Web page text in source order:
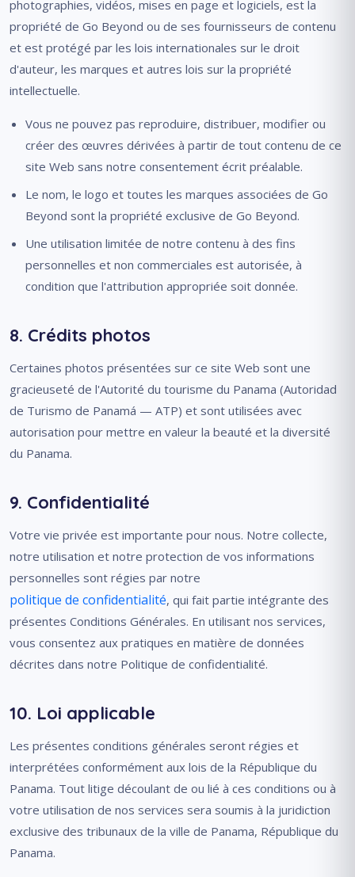
photographies, vidéos, mises en page et logiciels, est la
propriété de Go Beyond ou de ses fournisseurs de contenu
et est protégé par les lois internationales sur le droit
d'auteur, les marques et autres lois sur la propriété
intellectuelle.
Vous ne pouvez pas reproduire, distribuer, modifier ou
créer des œuvres dérivées à partir de tout contenu de ce
site Web sans notre consentement écrit préalable.
Le nom, le logo et toutes les marques associées de Go
Beyond sont la propriété exclusive de Go Beyond.
Une utilisation limitée de notre contenu à des fins
personnelles et non commerciales est autorisée, à
condition que l'attribution appropriée soit donnée.
8. Crédits photos
Certaines photos présentées sur ce site Web sont une
gracieuseté de l'Autorité du tourisme du Panama (Autoridad
de Turismo de Panamá — ATP) et sont utilisées avec
autorisation pour mettre en valeur la beauté et la diversité
du Panama.
9. Confidentialité
Votre vie privée est importante pour nous. Notre collecte,
notre utilisation et notre protection de vos informations
personnelles sont régies par notre
politique de confidentialité, qui fait partie intégrante des
présentes Conditions Générales. En utilisant nos services,
vous consentez aux pratiques en matière de données
décrites dans notre Politique de confidentialité.
10. Loi applicable
Les présentes conditions générales seront régies et
interprétées conformément aux lois de la République du
Panama. Tout litige découlant de ou lié à ces conditions ou à
votre utilisation de nos services sera soumis à la juridiction
exclusive des tribunaux de la ville de Panama, République du
Panama.